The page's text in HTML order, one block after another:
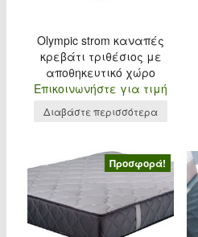
Olympic strom καναπές
κρεβάτι τριθέσιος με
αποθηκευτικό χώρο
Επικοινωνήστε για τιμή
Διαβάστε περισσότερα
Προσφορά!